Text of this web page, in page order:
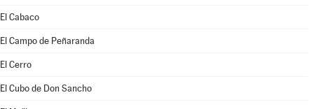
El Cabaco
El Campo de Peñaranda
El Cerro
El Cubo de Don Sancho